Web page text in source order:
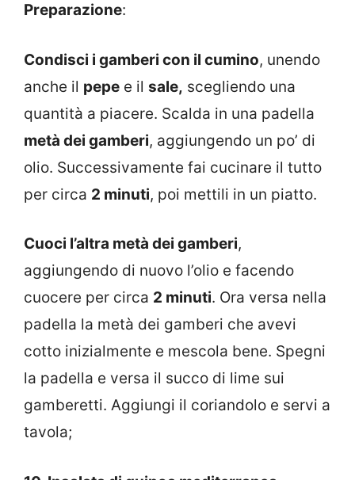
Preparazione:
Condisci i gamberi con il cumino, unendo
anche il pepe e il sale, scegliendo una
quantità a piacere. Scalda in una padella
metà dei gamberi, aggiungendo un po’ di
olio. Successivamente fai cucinare il tutto
per circa 2 minuti, poi mettili in un piatto.
Cuoci l’altra metà dei gamberi,
aggiungendo di nuovo l’olio e facendo
cuocere per circa 2 minuti. Ora versa nella
padella la metà dei gamberi che avevi
cotto inizialmente e mescola bene. Spegni
la padella e versa il succo di lime sui
gamberetti. Aggiungi il coriandolo e servi a
tavola;